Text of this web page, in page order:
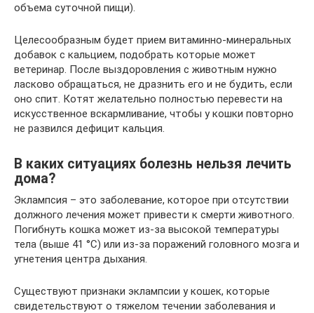
объема суточной пищи).
Целесообразным будет прием витаминно-минеральных
добавок с кальцием, подобрать которые может
ветеринар. После выздоровления с животным нужно
ласково обращаться, не дразнить его и не будить, если
оно спит. Котят желательно полностью перевести на
искусственное вскармливание, чтобы у кошки повторно
не развился дефицит кальция.
В каких ситуациях болезнь нельзя лечить
дома?
Эклампсия – это заболевание, которое при отсутствии
должного лечения может привести к смерти животного.
Погибнуть кошка может из-за высокой температуры
тела (выше 41 °C) или из-за поражений головного мозга и
угнетения центра дыхания.
Существуют признаки эклампсии у кошек, которые
свидетельствуют о тяжелом течении заболевания и